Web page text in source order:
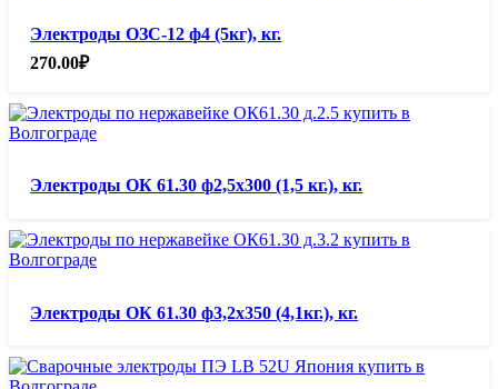
Электроды ОЗС-12 ф4 (5кг), кг.
270.00₽
Электроды ОК 61.30 ф2,5х300 (1,5 кг.), кг.
Электроды ОК 61.30 ф3,2х350 (4,1кг.), кг.